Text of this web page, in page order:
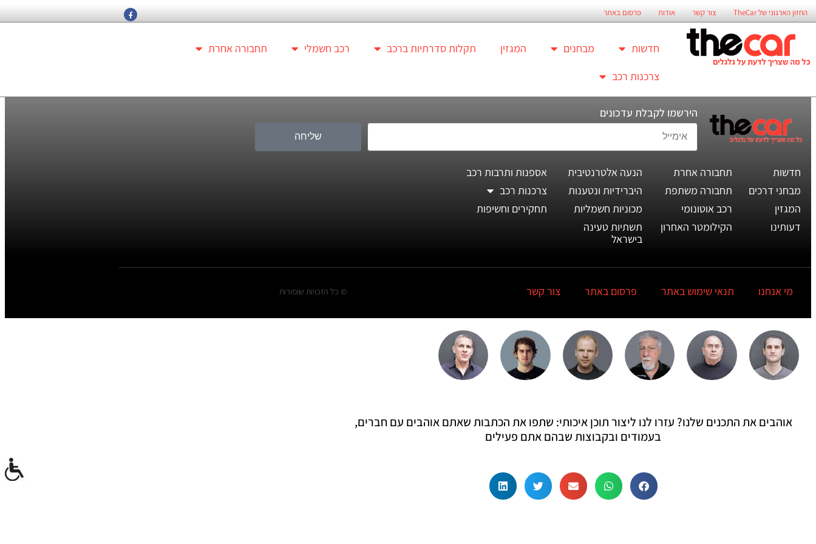
החזון הארגוני של TheCar צור קשר אודות פרסום באתר
חדשות מבחנים המגזין תקלות סדרתיות ברכב רכב חשמלי
תחבורה אחרת
צרכנות רכב
הירשמו לקבלת עדכונים
שליחה
חדשות
מבחני דרכים
המגזין
דעותינו
תחבורה אחרת
תחבורה משתפת
רכב אוטונומי
הקילומטר האחרון
הנעה אלטרנטיבית
היברידיות ונטענות
מכוניות חשמליות
תשתיות טעינה
בישראל
אספנות ותרבות רכב
צרכנות רכב
תחקירים וחשיפות
מי אנחנו תנאי שימוש באתר פרסום באתר צור קשר © כל הזכויות שומורות
אוהבים את התכנים שלנו? עזרו לנו ליצור תוכן איכותי: שתפו את הכתבות שאתם אוהבים עם חברים,
בעמודים ובקבוצות שבהם אתם פעילים